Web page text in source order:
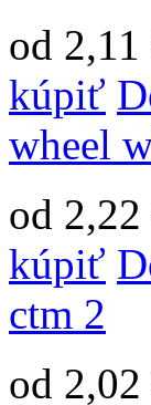
od 2,11
kúpiť
wheel
od 2,22
kúpiť
ctm 2
od 2,02